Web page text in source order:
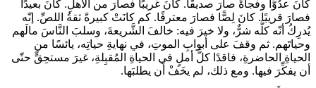
كانَ عدُوًّا وفجأةً صارَ صديقًا. كانَ غريبًا فصارَ من الأهلِ. كانَ بعيدًا
فصارَ قريبًا. كانَ لِصًّا فصارَ معترفًا. كم كانَتْ كبيرةً ثقةُ اللصِّ. إنّه
يُدرِكُ أنّه كلَّه شرٌّ، ولا خيرَ فيه: خالفَ الشَّريعةَ، وسلبَ النَّاسَ مالَهم
وحياتَهم. ثم وقفَ على أبوابِ الموتِ، في نهايةِ حياتِه، يائسًا من
الحياةِ الحاضرةِ، فاقدًا كلَّ أملٍ في الحياةِ المُقبِلةِ، غيرَ مستحِقٍّ حتّى
أن يفكِّرَ فيها. ومع ذلك، لم يخَفْ أن يطلبَها.